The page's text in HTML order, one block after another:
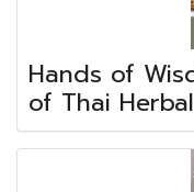
Hands of
of Thai